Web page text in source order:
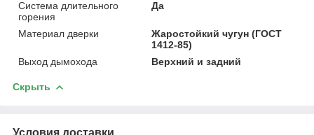
Система длительного
горения
Да
Материал дверки
Жаростойкий чугун (ГОСТ
1412-85)
Выход дымохода
Верхний и задний
Скрыть
Условия доставки